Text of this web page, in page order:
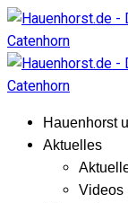
Hauenhorst
Aktuelles
Videos